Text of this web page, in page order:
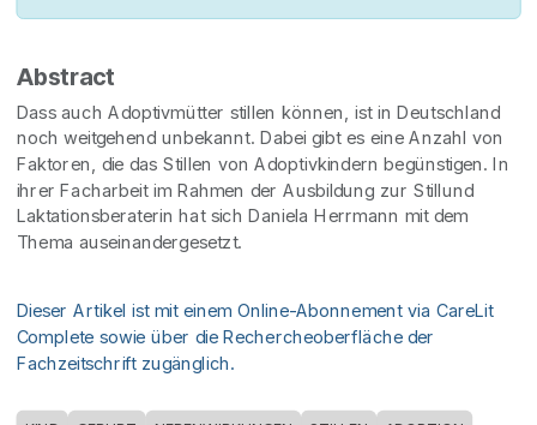
Abstract
Dass auch Adoptivmütter stillen können, ist in Deutschland
noch weitgehend unbekannt. Dabei gibt es eine Anzahl von
Faktoren, die das Stillen von Adoptivkindern begünstigen. In
ihrer Facharbeit im Rahmen der Ausbildung zur Stillund
Laktationsberaterin hat sich Daniela Herrmann mit dem
Thema auseinandergesetzt.
Dieser Artikel ist mit einem Online-Abonnement via CareLit
Complete sowie über die Rechercheoberfläche der
Fachzeitschrift zugänglich.